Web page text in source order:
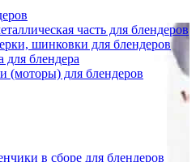
часть для блендеров
шинковки для блендеров
для блендера
(моторы) для блендеров
в сборе для блендеров